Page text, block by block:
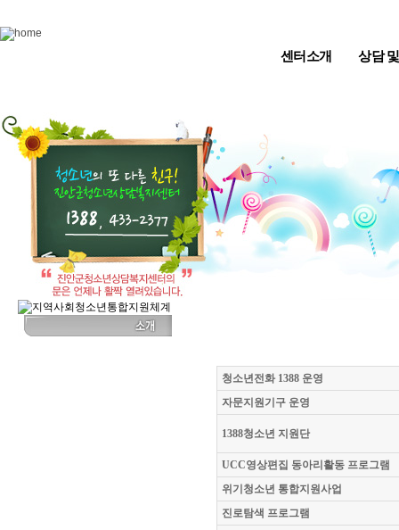
센터소개 상담
청소년전화 1388 운영
자문지원기구 운영
1388청소년 지원단
UCC영상편집 동아리활동 프로그램
위기청소년 통합지원사업
진로탐색 프로그램